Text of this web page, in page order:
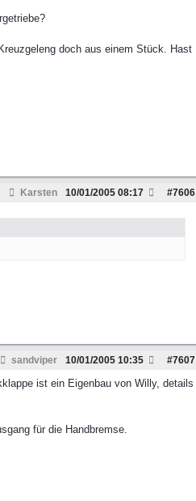
doch aus einem Stück. Hast
Karsten #7606
10/01/2005 08:17
sandviper #7607
10/01/2005 10:35
ist ein Eigenbau von Willy, details
für die Handbremse.